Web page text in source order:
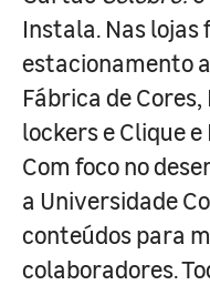
Instala. Nas lojas
estacionamento
Fábrica de
lockers e Clique e
Com foco no
a Universidade
conteúdos para
colaboradores.